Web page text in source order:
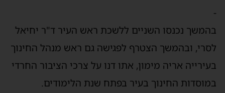
נכנסו השניים ללשכת ראש העיר ד"ר יחיאל
ובהמשך הצטרף לפגישה גם ראש מנהל החינוך
אריה מימון, אתו דנו על צרכי הציבור החרדי
החינוך בעיר בפתח שנת הלימודים.